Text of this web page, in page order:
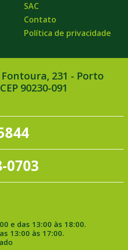
SAC
Contato
Política de privacidade
231 - Porto
90230-091
0703
e das 13:00 às 18:00.
13:00 às 17:00.